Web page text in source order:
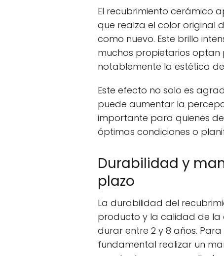
El recubrimiento cerámico
que realza el color original
como nuevo. Este brillo
muchos propietarios
notablemente la estética
Este efecto no solo es
puede aumentar la
importante para quienes
óptimas condiciones o
Durabilidad y
plazo
La durabilidad del
producto y la calidad de la
durar entre 2 y 8 años.
fundamental realizar un